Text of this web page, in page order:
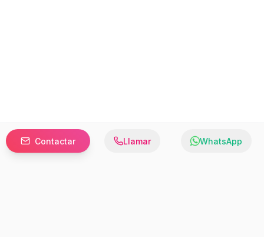
Contactar Llamar WhatsApp